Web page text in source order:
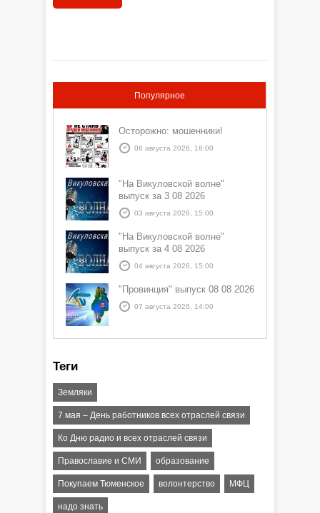
Популярное
Осторожно: мошенники!
06 августа 2026, 16:00
"На Викуловской волне"
выпуск за 3 08 2026
03 августа 2026, 15:00
"На Викуловской волне"
выпуск за 4 08 2026
04 августа 2026, 15:00
"Провинция" выпуск 08 08 2026
07 августа 2026, 14:00
Теги
Земляки
7 мая – День работников всех отраслей связи
Ко Дню радио и всех отраслей связи
Православие и СМИ образование
Покупаем Тюменское волонтерство МФЦ
надо знать